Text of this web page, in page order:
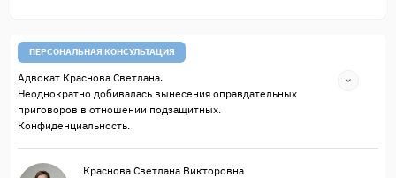
ПЕРСОНАЛЬНАЯ КОНСУЛЬТАЦИЯ
Адвокат Краснова Светлана.
Неоднократно добивалась вынесения оправдательных
приговоров в отношении подзащитных.
Конфиденциальность.
Краснова Светлана Викторовна